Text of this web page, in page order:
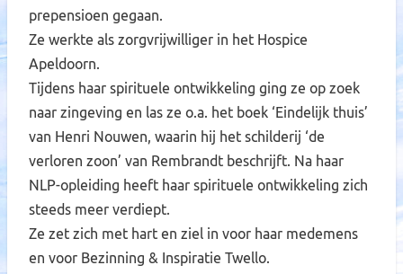
prepensioen gegaan.
Ze werkte als zorgvrijwilliger in het Hospice
Apeldoorn.
Tijdens haar spirituele ontwikkeling ging ze op zoek
naar zingeving en las ze o.a. het boek ‘Eindelijk thuis’
van Henri Nouwen, waarin hij het schilderij ‘de
verloren zoon’ van Rembrandt beschrijft. Na haar
NLP-opleiding heeft haar spirituele ontwikkeling zich
steeds meer verdiept.
Ze zet zich met hart en ziel in voor haar medemens
en voor Bezinning & Inspiratie Twello.